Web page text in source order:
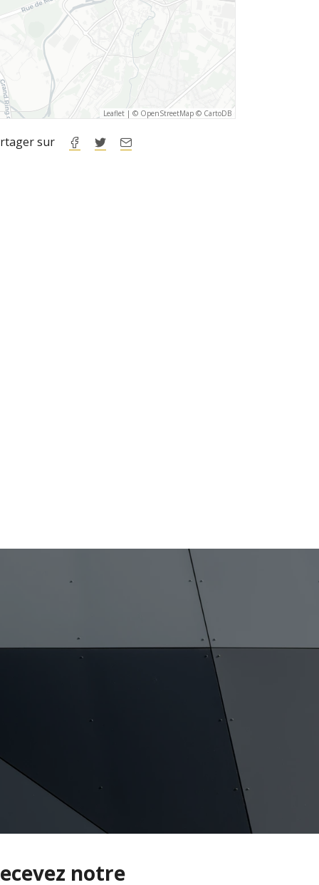
Leaflet | © OpenStreetMap © CartoDB
sur
notre